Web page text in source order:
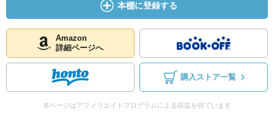
本棚に登録する
Amazon
詳細ページへ
購入ストア一覧
本ページはアフィリエイトプログラムによる収益を得ています